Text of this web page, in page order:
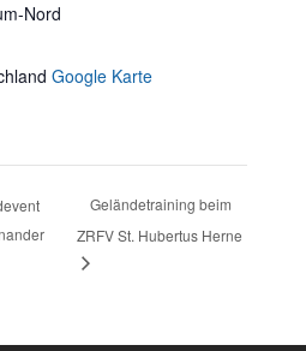
Nord
Google Karte
Geländetraining beim
ZRFV St. Hubertus Herne